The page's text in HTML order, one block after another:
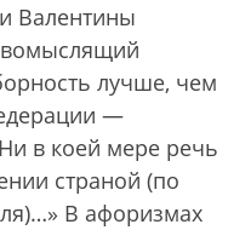
Валентины
лучше, чем
—
в коей мере речь
страной (по
В афоризмах